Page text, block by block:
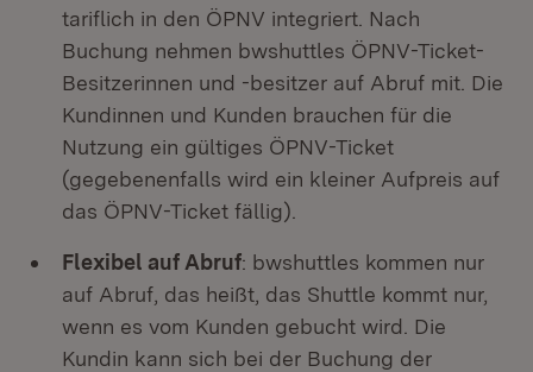
tariflich in den ÖPNV integriert. Nach
Buchung nehmen bwshuttles ÖPNV-Ticket-
Besitzerinnen und -besitzer auf Abruf mit. Die
Kundinnen und Kunden brauchen für die
Nutzung ein gültiges ÖPNV-Ticket
(gegebenenfalls wird ein kleiner Aufpreis auf
das ÖPNV-Ticket fällig).
Flexibel auf Abruf: bwshuttles kommen nur
auf Abruf, das heißt, das Shuttle kommt nur,
wenn es vom Kunden gebucht wird. Die
Kundin kann sich bei der Buchung der